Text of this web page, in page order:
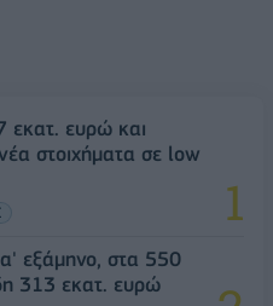
εκατ. ευρώ και
στοιχήματα σε low
εξάμηνο, στα 550
313 εκατ. ευρώ